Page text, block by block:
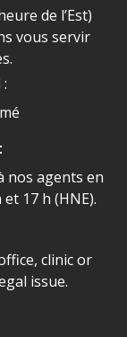
de l’Est)
vous servir
nos agents en
17 h (HNE).
clinic or
issue.